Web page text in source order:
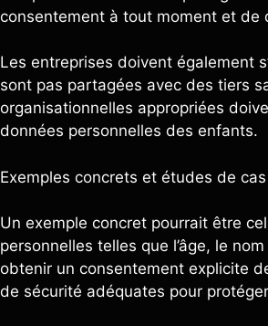
consentement à tout moment et de
Les entreprises doivent également
sont pas partagées avec des tiers
organisationnelles appropriées
données personnelles des enfants.
Exemples concrets et études de cas
Un exemple concret pourrait être
personnelles telles que l’âge, le
obtenir un consentement explicite
de sécurité adéquates pour